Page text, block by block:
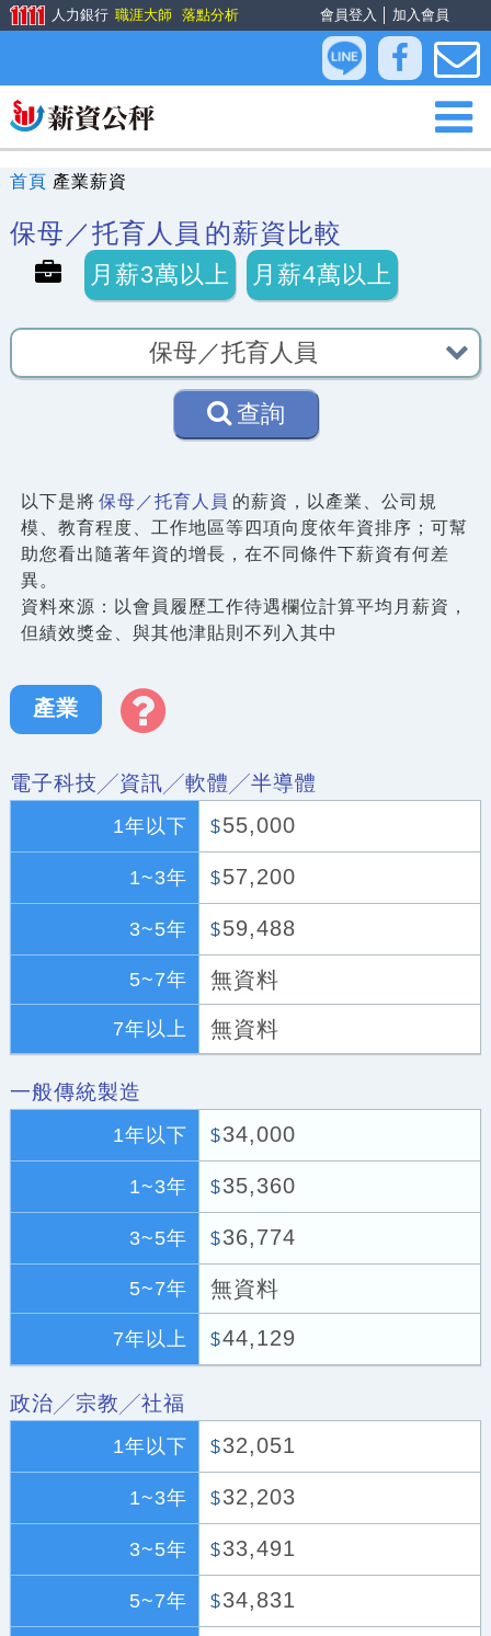
會員登入 加入會員
人力銀行 職涯大師 落點分析
首頁 產業薪資
保母／托育人員 的薪資比較
月薪3萬以上 月薪4萬以上
查詢
以下是將 保母／托育人員 的薪資，以產業、公司規
模、教育程度、工作地區等四項向度依年資排序；可幫
助您看出隨著年資的增長，在不同條件下薪資有何差
異。
資料來源：以會員履歷工作待遇欄位計算平均月薪資，
但績效獎金、與其他津貼則不列入其中
產業
電子科技╱資訊╱軟體╱半導體
1年以下 $55,000
1~3年 $57,200
3~5年 $59,488
5~7年 無資料
7年以上 無資料
一般傳統製造
1年以下 $34,000
1~3年 $35,360
3~5年 $36,774
5~7年 無資料
7年以上 $44,129
政治╱宗教╱社福
1年以下 $32,051
1~3年 $32,203
3~5年 $33,491
5~7年 $34,831